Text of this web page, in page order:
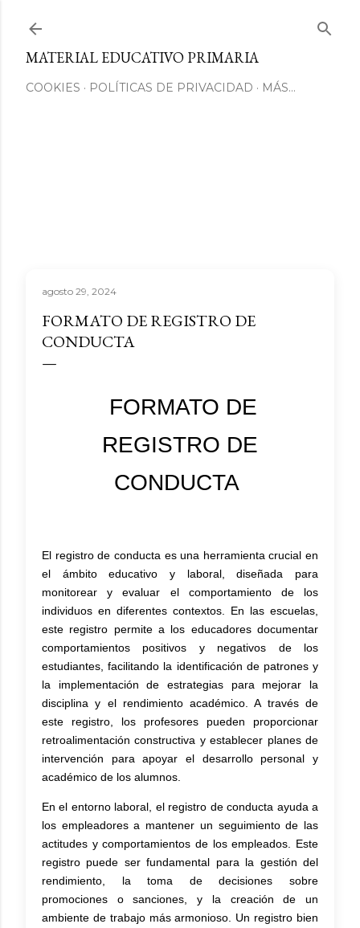
MATERIAL EDUCATIVO PRIMARIA
COOKIES POLÍTICAS DE PRIVACIDAD MÁS…
agosto 29, 2024
FORMATO DE REGISTRO DE
CONDUCTA
FORMATO DE
REGISTRO DE
CONDUCTA
El registro de conducta es una herramienta crucial en
el ámbito educativo y laboral, diseñada para
monitorear y evaluar el comportamiento de los
individuos en diferentes contextos. En las escuelas,
este registro permite a los educadores documentar
comportamientos positivos y negativos de los
estudiantes, facilitando la identificación de patrones y
la implementación de estrategias para mejorar la
disciplina y el rendimiento académico. A través de
este registro, los profesores pueden proporcionar
retroalimentación constructiva y establecer planes de
intervención para apoyar el desarrollo personal y
académico de los alumnos.
En el entorno laboral, el registro de conducta ayuda a
los empleadores a mantener un seguimiento de las
actitudes y comportamientos de los empleados. Este
registro puede ser fundamental para la gestión del
rendimiento, la toma de decisiones sobre
promociones o sanciones, y la creación de un
ambiente de trabajo más armonioso. Un registro bien